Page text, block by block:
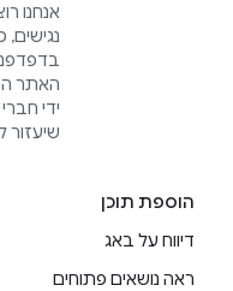
אנחנו
האתר
שיעזור
הוספת תוכן
דיווח על באג
ראה נושאים פתוחים